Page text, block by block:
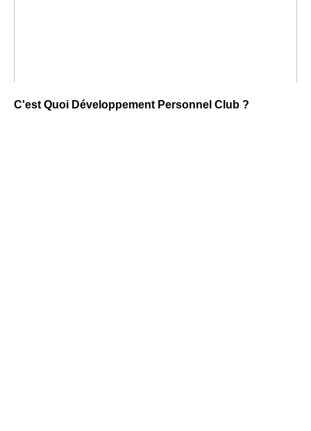
C'est Quoi Développement Personnel Club ?